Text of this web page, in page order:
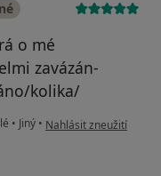
o mé
zavázán-
kolika/
• Jiný • podle názoru
Nahlásit zneužití